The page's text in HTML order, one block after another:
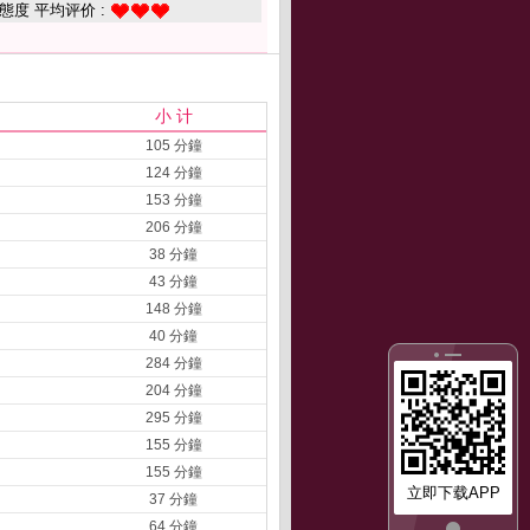
立即下载APP
態度 平均评价 :
小 计
105 分鐘
124 分鐘
153 分鐘
206 分鐘
38 分鐘
43 分鐘
148 分鐘
40 分鐘
284 分鐘
204 分鐘
295 分鐘
155 分鐘
155 分鐘
37 分鐘
64 分鐘